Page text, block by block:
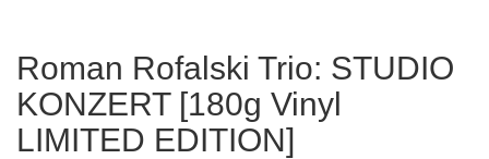
Roman Rofalski Trio: STUDIO
KONZERT [180g Vinyl
LIMITED EDITION]